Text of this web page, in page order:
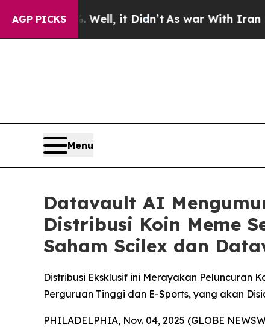
AGP PICKS
Well, it Didn’tAs war With Iran Drove oil
Menu
Datavault AI
Distribusi Koin Meme
Saham Scilex dan
Distribusi Eksklusif ini Merayakan Peluncuran
Perguruan Tinggi dan E-Sports, yang akan
PHILADELPHIA, Nov. 04, 2025 (GLOBE